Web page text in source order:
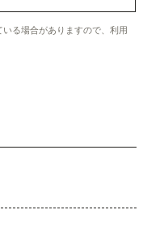
る場合がありますので、利用